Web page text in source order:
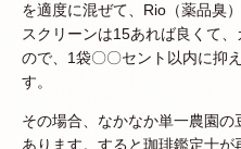
を適度に混ぜて、Rio（薬品臭
スクリーンは15あれば良くて
ので、1袋〇〇セント以内に抑
す。
その場合、なかなか単一農園
あります。すると珈琲鑑定士